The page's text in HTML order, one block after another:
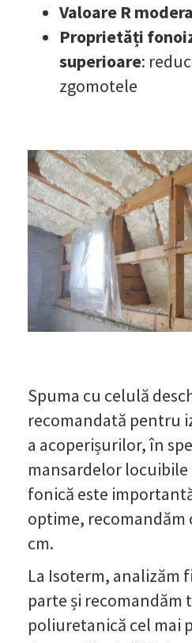
Valoare R
Proprietăți
superioare:
zgomotele
Spuma cu celulă
recomandată pentru
a acoperișurilor, în
mansardelor
fonică este
optime, recomandăm
cm.
La Isoterm, analizăm
parte și recomandăm
poliuretanică cel mai